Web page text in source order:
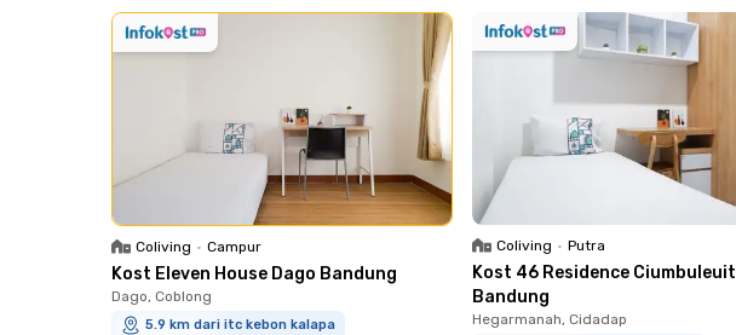
Coliving • Campur
Kost Eleven House Dago Bandung
Dago, Coblong
5.9 km dari itc kebon kalapa
Coliving • Putra
Kost 46 Residence Ciumbuleuit
Bandung
Hegarmanah, Cidadap